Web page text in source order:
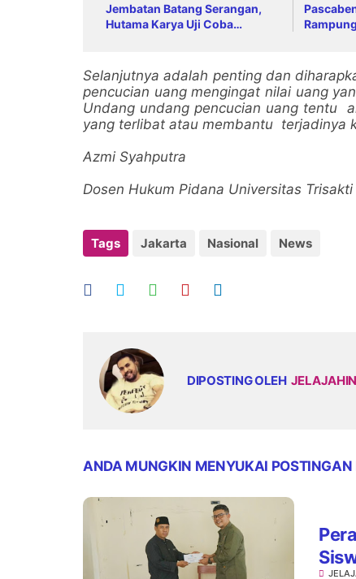
Jembatan Batang Serangan,
Hutama Karya Uji Coba
Selanjutnya adalah penting dan
pencucian uang mengingat nilai uang
Undang undang pencucian uang tentu
yang terlibat atau membantu terjadinya
Azmi Syahputra
Dosen Hukum Pidana Universitas Trisakti
Tags Jakarta Nasional News
DIPOSTING OLEH
ANDA MUNGKIN MENYUKAI POSTINGAN